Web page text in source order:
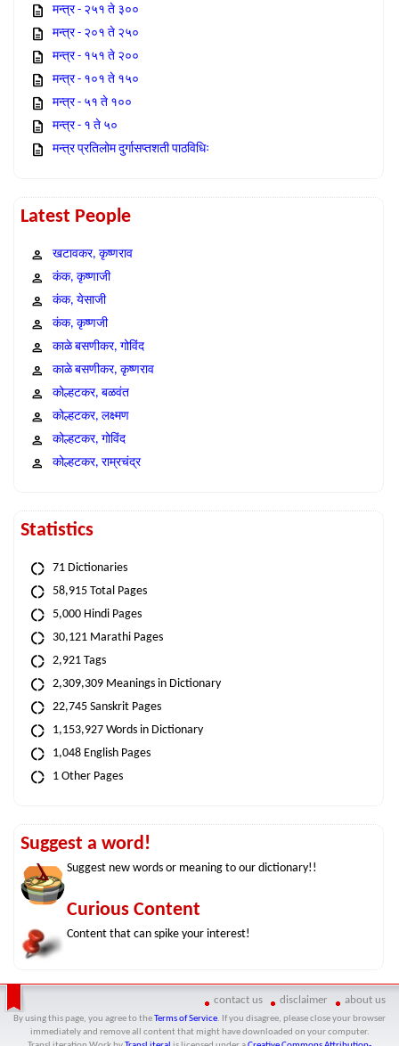
मन्त्र - २५१ ते ३००
मन्त्र - २०१ ते २५०
मन्त्र - १५१ ते २००
मन्त्र - १०१ ते १५०
मन्त्र - ५१ ते १००
मन्त्र - १ ते ५०
मन्त्र प्रतिलोम दुर्गासप्तशती पाठविधिः
Latest People
खटावकर, कृष्णराव
कंक, कृष्णाजी
कंक, येसाजी
कंक, कृष्णजी
काळे बसणीकर, गोविंद
काळे बसणीकर, कृष्णराव
कोल्हटकर, बळवंत
कोल्हटकर, लक्ष्मण
कोल्हटकर, गोविंद
कोल्हटकर, राम्रचंद्र
Statistics
71 Dictionaries
58,915 Total Pages
5,000 Hindi Pages
30,121 Marathi Pages
2,921 Tags
2,309,309 Meanings in Dictionary
22,745 Sanskrit Pages
1,153,927 Words in Dictionary
1,048 English Pages
1 Other Pages
Suggest a word!
Suggest new words or meaning to our dictionary!!
Curious Content
Content that can spike your interest!
contact us disclaimer about us
By using this page, you agree to theTerms of Service. If you disagree, please close your browser
immediately and remove all content that might have downloaded on your computer.